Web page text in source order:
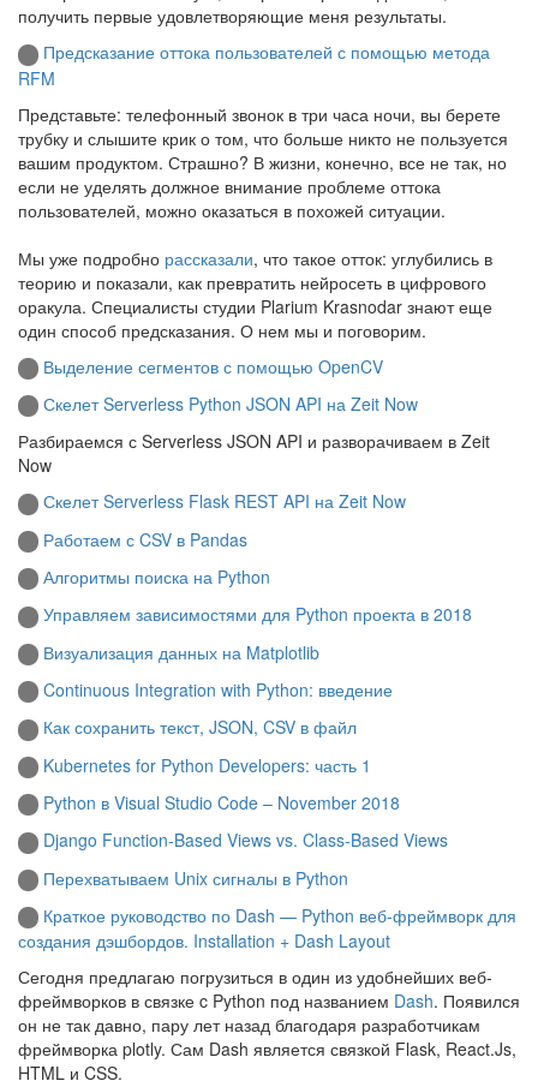
получить первые удовлетворяющие меня результаты.
Предсказание оттока пользователей с помощью метода
RFM
Представьте: телефонный звонок в три часа ночи, вы берете
трубку и слышите крик о том, что больше никто не пользуется
вашим продуктом. Страшно? В жизни, конечно, все не так, но
если не уделять должное внимание проблеме оттока
пользователей, можно оказаться в похожей ситуации.
Мы уже подробно рассказали, что такое отток: углубились в
теорию и показали, как превратить нейросеть в цифрового
оракула. Специалисты студии Plarium Krasnodar знают еще
один способ предсказания. О нем мы и поговорим.
Выделение сегментов с помощью OpenCV
Скелет Serverless Python JSON API на Zeit Now
Разбираемся с Serverless JSON API и разворачиваем в Zeit
Now
Скелет Serverless Flask REST API на Zeit Now
Работаем с CSV в Pandas
Алгоритмы поиска на Python
Управляем зависимостями для Python проекта в 2018
Визуализация данных на Matplotlib
Continuous Integration with Python: введение
Как сохранить текст, JSON, CSV в файл
Kubernetes for Python Developers: часть 1
Python в Visual Studio Code – November 2018
Django Function-Based Views vs. Class-Based Views
Перехватываем Unix сигналы в Python
Краткое руководство по Dash — Python веб-фреймворк для
создания дэшбордов. Installation + Dash Layout
Сегодня предлагаю погрузиться в один из удобнейших веб-
фреймворков в связке c Python под названием Dash. Появился
он не так давно, пару лет назад благодаря разработчикам
фреймворка plotly. Сам Dash является связкой Flask, React.Js,
HTML и CSS.